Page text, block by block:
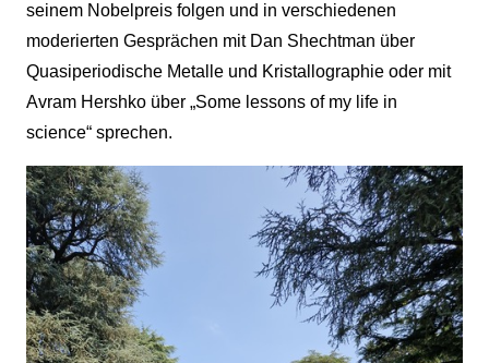
seinem Nobelpreis folgen und in verschiedenen
moderierten Gesprächen mit Dan Shechtman über
Quasiperiodische Metalle und Kristallographie oder mit
Avram Hershko über „Some lessons of my life in
science“ sprechen.